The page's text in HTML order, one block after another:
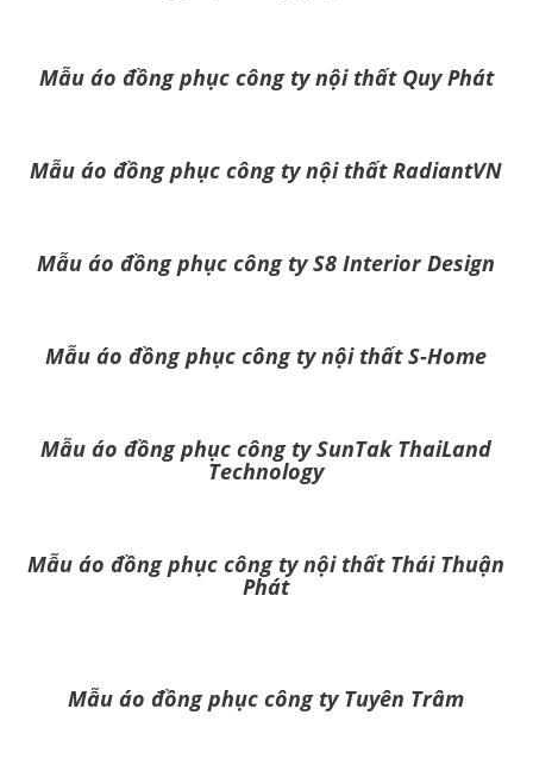
Mẫu áo đồng phục công ty nội thất Quy Phát
Mẫu áo đồng phục công ty nội thất RadiantVN
Mẫu áo đồng phục công ty S8 Interior Design
Mẫu áo đồng phục công ty nội thất S-Home
Mẫu áo đồng phục công ty SunTak ThaiLand
Technology
Mẫu áo đồng phục công ty nội thất Thái Thuận
Phát
Mẫu áo đồng phục công ty Tuyên Trâm